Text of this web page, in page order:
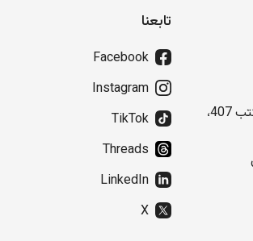
شارع الرواد، عمارة بلو تاور الطابق الرابع، مكتب 407،
تابعنا
Facebook
Instagram
TikTok
Threads
LinkedIn
X